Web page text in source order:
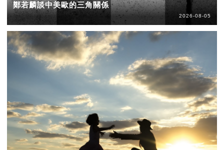
鄭若麟談中美歐的三角關係
2026-08-05